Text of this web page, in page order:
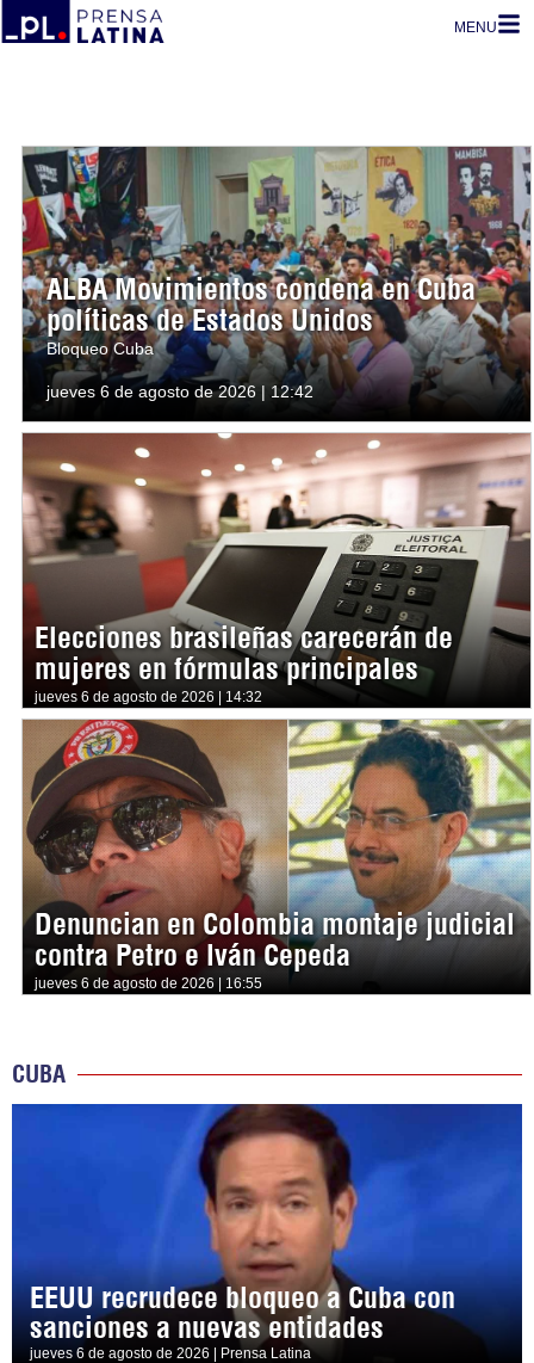
MENU
ALBA Movimientos condena en Cuba
políticas de Estados Unidos
Bloqueo Cuba
jueves 6 de agosto de 2026 | 12:42
Elecciones brasileñas carecerán de
mujeres en fórmulas principales
jueves 6 de agosto de 2026 | 14:32
Denuncian en Colombia montaje judicial
contra Petro e Iván Cepeda
jueves 6 de agosto de 2026 | 16:55
CUBA
EEUU recrudece bloqueo a Cuba con
sanciones a nuevas entidades
jueves 6 de agosto de 2026 | Prensa Latina